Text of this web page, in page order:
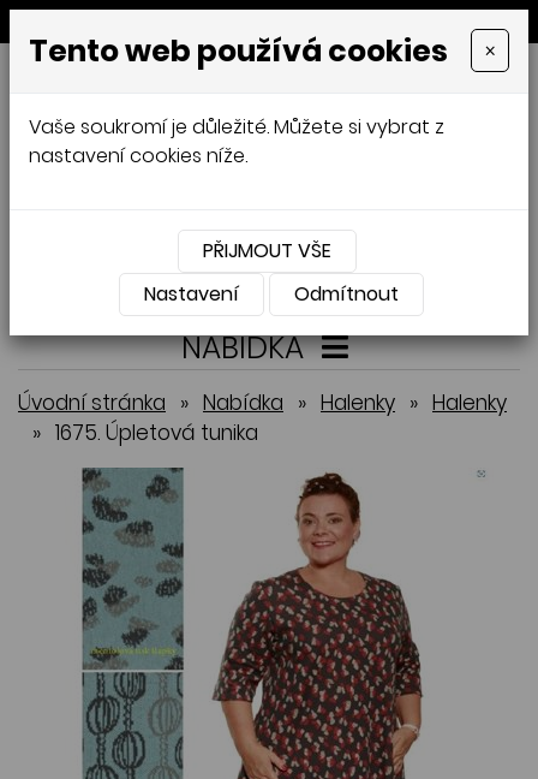
MENU
GALAMODA-XXL
Jana Mládková
XXL,ČESKÁ VÝROBA
Přihlásit Košík 0
NABÍDKA
Úvodní stránka » Nabídka » Halenky » Halenky
» 1675. Úpletová tunika
Tento web používá cookies ×
Vaše soukromí je důležité. Můžete si vybrat z
nastavení cookies níže.
PŘIJMOUT VŠE
Nastavení
Odmítnout